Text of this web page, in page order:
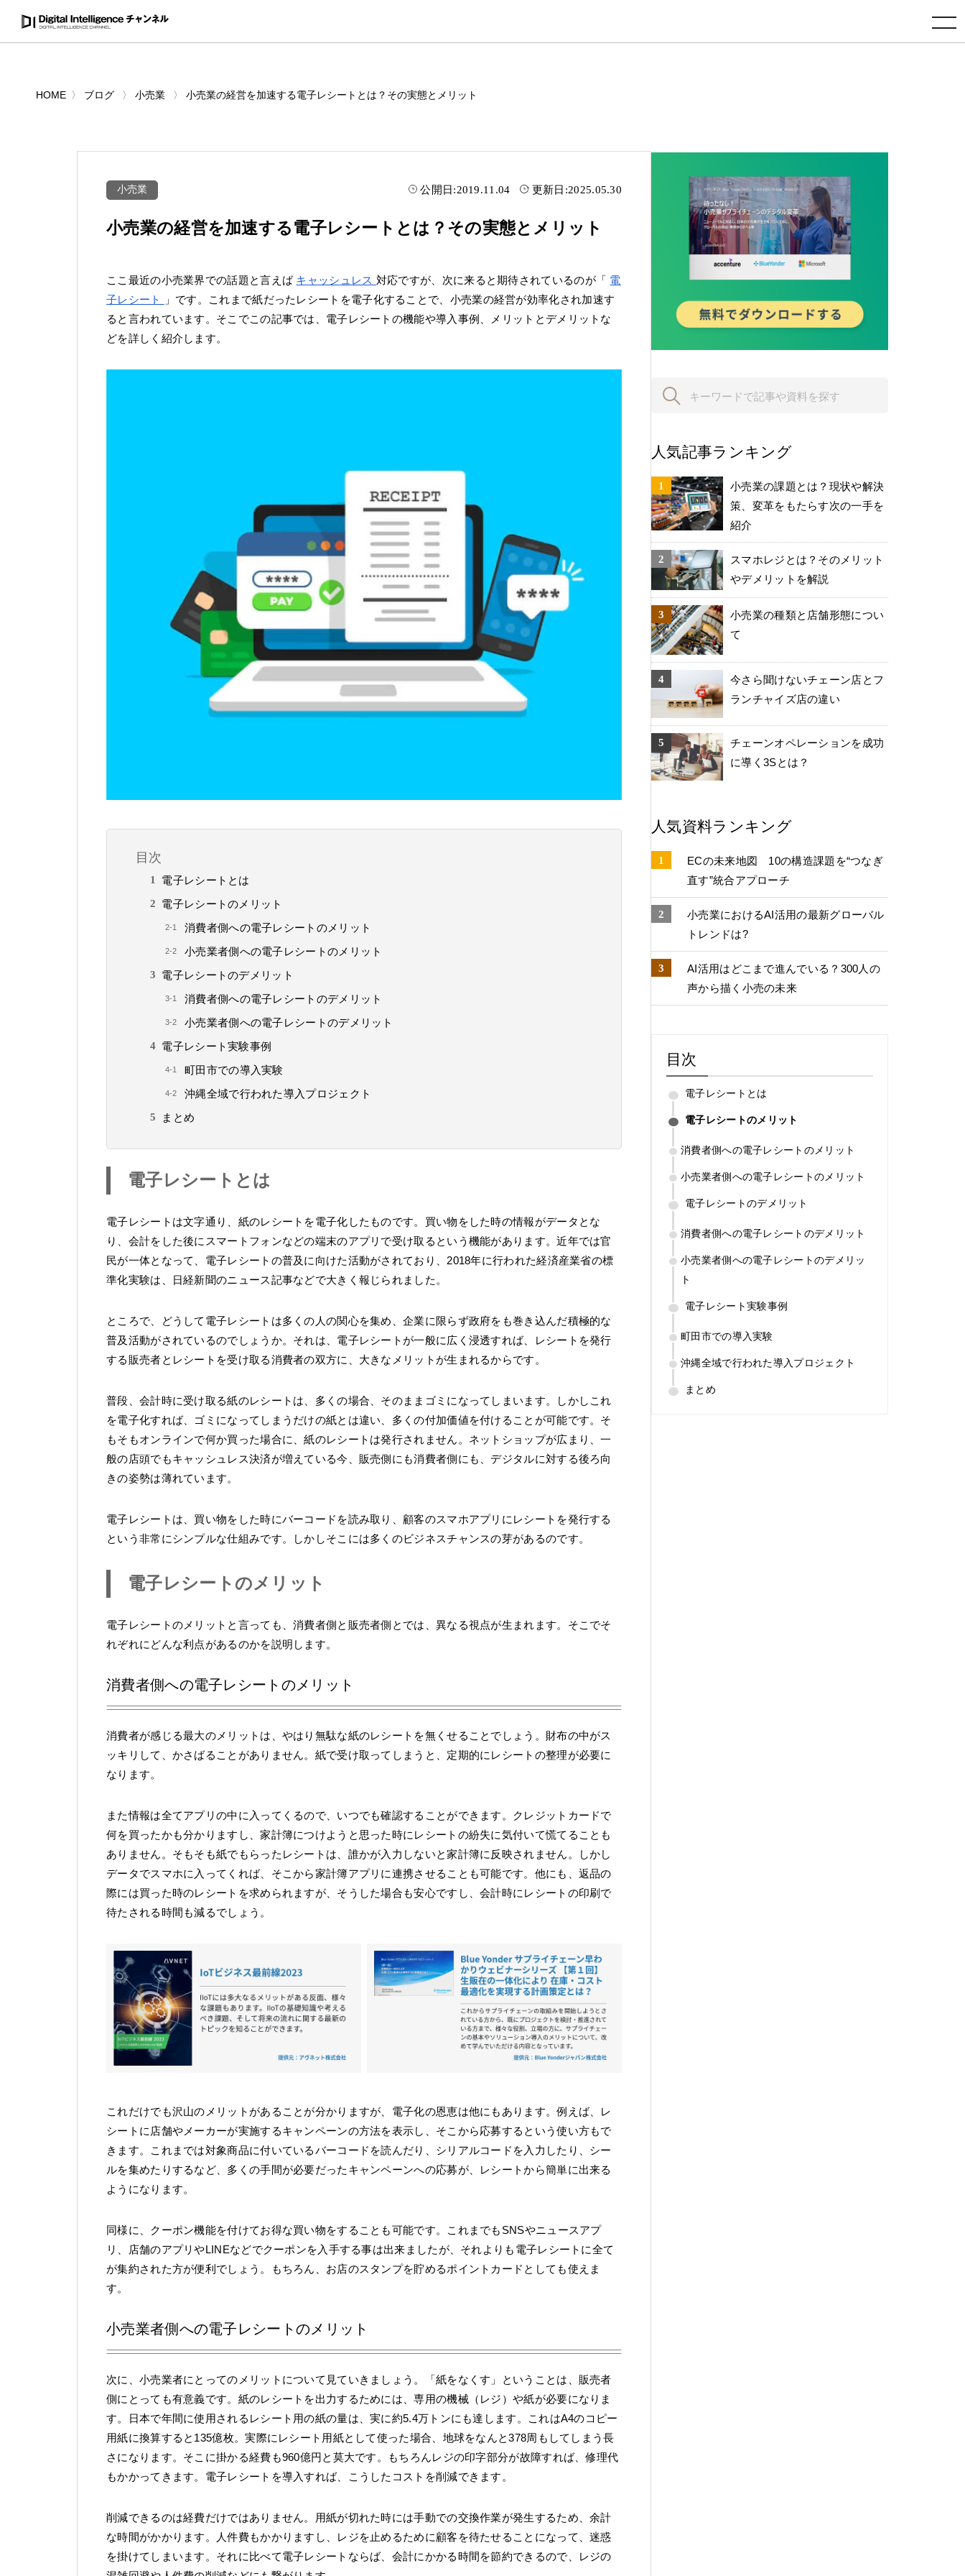
toggle navigation
HOME ブログ 小売業 小売業の経営を加速する電子レシートとは？その実態とメリット
小売業 公開日:2019.11.04 更新日:2025.05.30
小売業の経営を加速する電子レシートとは？その実態とメリット
ここ最近の小売業界での話題と言えば キャッシュレス 対応ですが、次に来ると期待されているのが「 電
子レシート
」です。これまで紙だったレシートを電子化することで、小売業の経営が効率化され加速す
ると言われています。そこでこの記事では、電子レシートの機能や導入事例、メリットとデメリットな
どを詳しく紹介します。
目次
電子レシートとは
電子レシートのメリット
消費者側への電子レシートのメリット
小売業者側への電子レシートのメリット
電子レシートのデメリット
消費者側への電子レシートのデメリット
小売業者側への電子レシートのデメリット
電子レシート実験事例
町田市での導入実験
沖縄全域で行われた導入プロジェクト
まとめ
電子レシートとは
電子レシートは文字通り、紙のレシートを電子化したものです。買い物をした時の情報がデータとな
り、会計をした後にスマートフォンなどの端末のアプリで受け取るという機能があります。近年では官
民が一体となって、電子レシートの普及に向けた活動がされており、2018年に行われた経済産業省の標
準化実験は、日経新聞のニュース記事などで大きく報じられました。
ところで、どうして電子レシートは多くの人の関心を集め、企業に限らず政府をも巻き込んだ積極的な
普及活動がされているのでしょうか。それは、電子レシートが一般に広く浸透すれば、レシートを発行
する販売者とレシートを受け取る消費者の双方に、大きなメリットが生まれるからです。
普段、会計時に受け取る紙のレシートは、多くの場合、そのままゴミになってしまいます。しかしこれ
を電子化すれば、ゴミになってしまうだけの紙とは違い、多くの付加価値を付けることが可能です。そ
もそもオンラインで何か買った場合に、紙のレシートは発行されません。ネットショップが広まり、一
般の店頭でもキャッシュレス決済が増えている今、販売側にも消費者側にも、デジタルに対する後ろ向
きの姿勢は薄れています。
電子レシートは、買い物をした時にバーコードを読み取り、顧客のスマホアプリにレシートを発行する
という非常にシンプルな仕組みです。しかしそこには多くのビジネスチャンスの芽があるのです。
電子レシートのメリット
電子レシートのメリットと言っても、消費者側と販売者側とでは、異なる視点が生まれます。そこでそ
れぞれにどんな利点があるのかを説明します。
消費者側への電子レシートのメリット
消費者が感じる最大のメリットは、やはり無駄な紙のレシートを無くせることでしょう。財布の中がス
ッキリして、かさばることがありません。紙で受け取ってしまうと、定期的にレシートの整理が必要に
なります。
また情報は全てアプリの中に入ってくるので、いつでも確認することができます。クレジットカードで
何を買ったかも分かりますし、家計簿につけようと思った時にレシートの紛失に気付いて慌てることも
ありません。そもそも紙でもらったレシートは、誰かが入力しないと家計簿に反映されません。しかし
データでスマホに入ってくれば、そこから家計簿アプリに連携させることも可能です。他にも、返品の
際には買った時のレシートを求められますが、そうした場合も安心ですし、会計時にレシートの印刷で
待たされる時間も減るでしょう。
これだけでも沢山のメリットがあることが分かりますが、電子化の恩恵は他にもあります。例えば、レ
シートに店舗やメーカーが実施するキャンペーンの方法を表示し、そこから応募するという使い方もで
きます。これまでは対象商品に付いているバーコードを読んだり、シリアルコードを入力したり、シー
ルを集めたりするなど、多くの手間が必要だったキャンペーンへの応募が、レシートから簡単に出来る
ようになります。
同様に、クーポン機能を付けてお得な買い物をすることも可能です。これまでもSNSやニュースアプ
リ、店舗のアプリやLINEなどでクーポンを入手する事は出来ましたが、それよりも電子レシートに全て
が集約された方が便利でしょう。もちろん、お店のスタンプを貯めるポイントカードとしても使えま
す。
小売業者側への電子レシートのメリット
次に、小売業者にとってのメリットについて見ていきましょう。「紙をなくす」ということは、販売者
側にとっても有意義です。紙のレシートを出力するためには、専用の機械（レジ）や紙が必要になりま
す。日本で年間に使用されるレシート用の紙の量は、実に約5.4万トンにも達します。これはA4のコピー
用紙に換算すると135億枚。実際にレシート用紙として使った場合、地球をなんと378周もしてしまう長
さになります。そこに掛かる経費も960億円と莫大です。もちろんレジの印字部分が故障すれば、修理代
もかかってきます。電子レシートを導入すれば、こうしたコストを削減できます。
削減できるのは経費だけではありません。用紙が切れた時には手動での交換作業が発生するため、余計
な時間がかかります。人件費もかかりますし、レジを止めるために顧客を待たせることになって、迷惑
を掛けてしまいます。それに比べて電子レシートならば、会計にかかる時間を節約できるので、レジの
人気記事ランキング
小売業の課題とは？現状や解決
策、変革をもたらす次の一手を
紹介
スマホレジとは？そのメリット
やデメリットを解説
小売業の種類と店舗形態につい
て
今さら聞けないチェーン店とフ
ランチャイズ店の違い
チェーンオペレーションを成功
に導く3Sとは？
人気資料ランキング
ECの未来地図 10の構造課題を“つなぎ
直す”統合アプローチ
小売業におけるAI活用の最新グローバル
トレンドは?
AI活用はどこまで進んでいる？​300人の
声から描く小売の未来​
目次
電子レシートとは
電子レシートのメリット
消費者側への電子レシートのメリット
小売業者側への電子レシートのメリット
電子レシートのデメリット
消費者側への電子レシートのデメリット
小売業者側への電子レシートのデメリッ
ト
電子レシート実験事例
町田市での導入実験
沖縄全域で行われた導入プロジェクト
まとめ